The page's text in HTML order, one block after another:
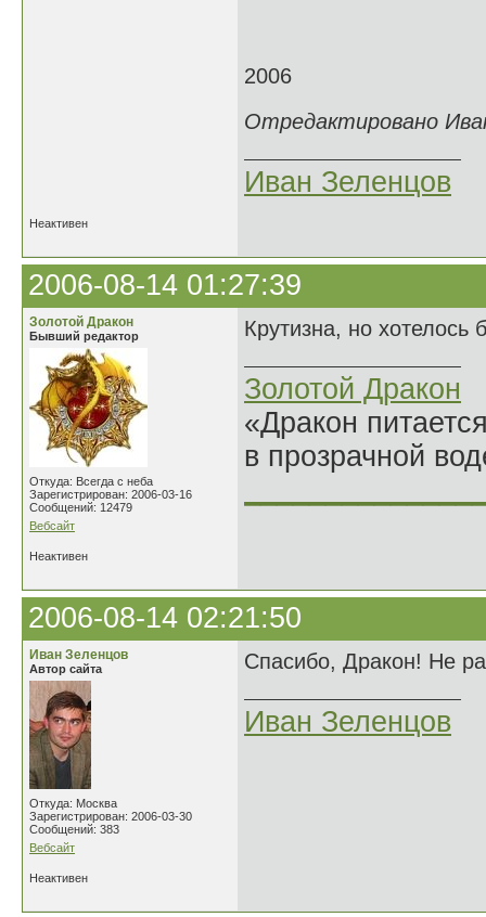
2006
Отредактировано
Иван Зеленцов
Неактивен
2006-08-14 01:27:39
Золотой Дракон
Бывший редактор
Откуда: Всегда с неба
Зарегистрирован: 2006-03-16
Сообщений: 12479
Вебсайт
Крутизна, но хотелось
Золотой Дракон
«Дракон
в прозрачной
Неактивен
2006-08-14 02:21:50
Иван Зеленцов
Автор сайта
Откуда: Москва
Зарегистрирован: 2006-03-30
Сообщений: 383
Вебсайт
Спасибо, Дракон! Не
Иван Зеленцов
Неактивен